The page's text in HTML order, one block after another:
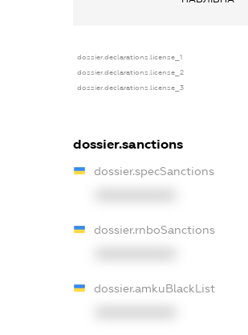
dossier.declarations.license_1
dossier.declarations.license_2
dossier.declarations.license_3
dossier.sanctions
dossier.specSanctions
dossier.rnboSanctions
dossier.amkuBlackList